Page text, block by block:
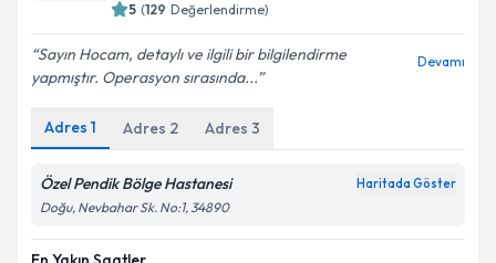
5 (129 Değerlendirme)
Sayın Hocam, detaylı ve ilgili bir bilgilendirme
yapmıştır. Operasyon sırasında...
Devamı
Adres 1 Adres 2 Adres 3
Özel Pendik Bölge Hastanesi Haritada Göster
Doğu, Nevbahar Sk. No:1, 34890